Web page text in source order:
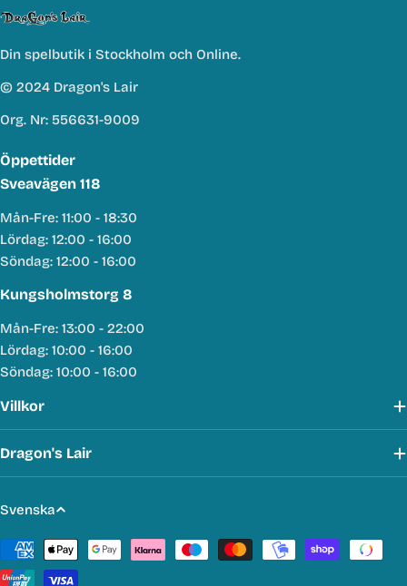
Din spelbutik i Stockholm och Online.
© 2024 Dragon's Lair
Org. Nr: 556631-9009
Öppettider
Sveavägen 118
Mån-Fre: 11:00 - 18:30
Lördag: 12:00 - 16:00
Söndag: 12:00 - 16:00
Kungsholmstorg 8
Mån-Fre: 13:00 - 22:00
Lördag: 10:00 - 16:00
Söndag: 10:00 - 16:00
Villkor
Dragon's Lair
S
p
r
å
Svenska
Betalmetoder